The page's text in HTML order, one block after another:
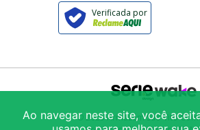
Verificada por
© 2025Armazém São Vito
Ao navegar neste site, você